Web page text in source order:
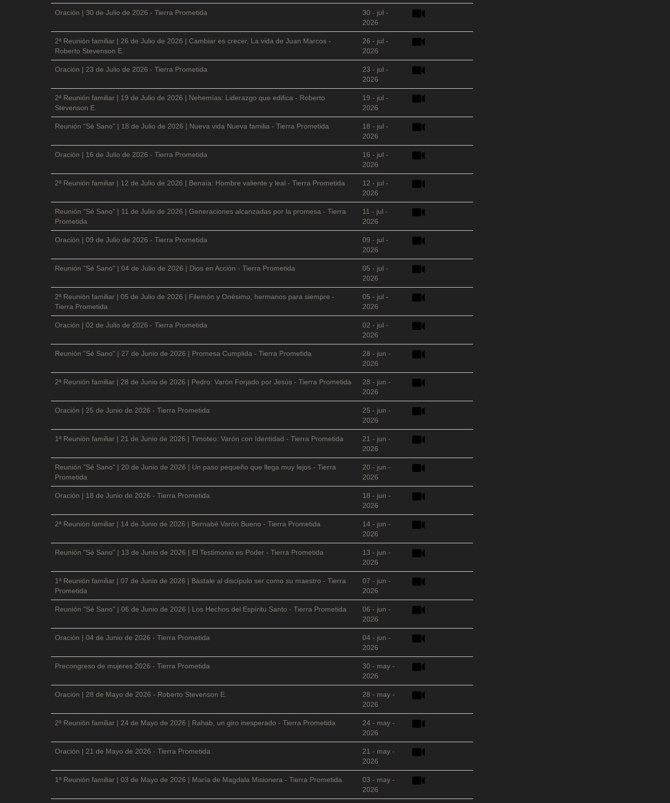
Oración | 30 de Julio de 2026 - Tierra Prometida
30 - jul -
2026
2ª Reunión familiar | 26 de Julio de 2026 | Cambiar es crecer, La vida de Juan Marcos -
Roberto Stevenson E.
26 - jul -
2026
Oración | 23 de Julio de 2026 - Tierra Prometida
23 - jul -
2026
2ª Reunión familiar | 19 de Julio de 2026 | Nehemías: Liderazgo que edifica - Roberto
Stevenson E.
19 - jul -
2026
Reunión "Sé Sano" | 18 de Julio de 2026 | Nueva vida Nueva familia - Tierra Prometida
18 - jul -
2026
Oración | 16 de Julio de 2026 - Tierra Prometida
16 - jul -
2026
2ª Reunión familiar | 12 de Julio de 2026 | Benaía: Hombre valiente y leal - Tierra Prometida
12 - jul -
2026
Reunión "Sé Sano" | 11 de Julio de 2026 | Generaciones alcanzadas por la promesa - Tierra
Prometida
11 - jul -
2026
Oración | 09 de Julio de 2026 - Tierra Prometida
09 - jul -
2026
Reunión "Sé Sano" | 04 de Julio de 2026 | Dios en Acción - Tierra Prometida
05 - jul -
2026
2ª Reunión familiar | 05 de Julio de 2026 | Filemón y Onésimo, hermanos para siempre -
Tierra Prometida
05 - jul -
2026
Oración | 02 de Julio de 2026 - Tierra Prometida
02 - jul -
2026
Reunión "Sé Sano" | 27 de Junio de 2026 | Promesa Cumplida - Tierra Prometida
28 - jun -
2026
2ª Reunión familiar | 28 de Junio de 2026 | Pedro: Varón Forjado por Jesús - Tierra Prometida
28 - jun -
2026
Oración | 25 de Junio de 2026 - Tierra Prometida
25 - jun -
2026
1ª Reunión familiar | 21 de Junio de 2026 | Timoteo: Varón con Identidad - Tierra Prometida
21 - jun -
2026
Reunión "Sé Sano" | 20 de Junio de 2026 | Un paso pequeño que llega muy lejos - Tierra
Prometida
20 - jun -
2026
Oración | 18 de Junio de 2026 - Tierra Prometida
18 - jun -
2026
2ª Reunión familiar | 14 de Junio de 2026 | Bernabé Varón Bueno - Tierra Prometida
14 - jun -
2026
Reunión "Sé Sano" | 13 de Junio de 2026 | El Testimonio es Poder - Tierra Prometida
13 - jun -
2026
1ª Reunión familiar | 07 de Junio de 2026 | Bástale al discípulo ser como su maestro - Tierra
Prometida
07 - jun -
2026
Reunión "Sé Sano" | 06 de Junio de 2026 | Los Hechos del Espíritu Santo - Tierra Prometida
06 - jun -
2026
Oración | 04 de Junio de 2026 - Tierra Prometida
04 - jun -
2026
Precongreso de mujeres 2026 - Tierra Prometida
30 - may -
2026
Oración | 28 de Mayo de 2026 - Roberto Stevenson E.
28 - may -
2026
2ª Reunión familiar | 24 de Mayo de 2026 | Rahab, un giro inesperado - Tierra Prometida
24 - may -
2026
Oración | 21 de Mayo de 2026 - Tierra Prometida
21 - may -
2026
1ª Reunión familiar | 03 de Mayo de 2026 | María de Magdala Misionera - Tierra Prometida
03 - may -
2026